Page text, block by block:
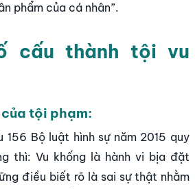
phẩm của cá nhân”.
cấu thành tội vu
tội phạm:
156 Bộ luật hình sự năm 2015 quy
thì: Vu khống là hành vi bịa đặt
điều biết rõ là sai sự thật nhằm